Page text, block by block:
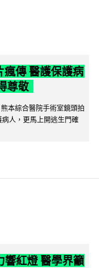
瘋傳 醫護保護病
尊敬
本綜合醫院手術室鏡頭拍
人，更馬上開逃生門確
紅燈 醫學界籲